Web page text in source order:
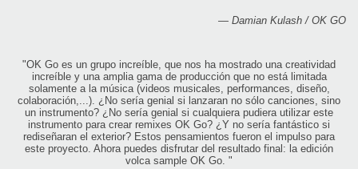
— Damian Kulash / OK GO
"OK Go es un grupo increíble, que nos ha mostrado una creatividad
increíble y una amplia gama de producción que no está limitada
solamente a la música (videos musicales, performances, diseño,
colaboración,...). ¿No sería genial si lanzaran no sólo canciones, sino
un instrumento? ¿No sería genial si cualquiera pudiera utilizar este
instrumento para crear remixes OK Go? ¿Y no sería fantástico si
rediseñaran el exterior? Estos pensamientos fueron el impulso para
este proyecto. Ahora puedes disfrutar del resultado final: la edición
volca sample OK Go. "